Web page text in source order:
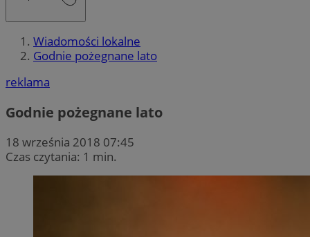
Wiadomości lokalne
Godnie pożegnane lato
reklama
Godnie pożegnane lato
18 września 2018 07:45
Czas czytania: 1 min.